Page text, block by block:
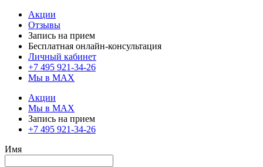
Акции
Отзывы
Запись на прием
Бесплатная онлайн-консультация
Личный кабинет
+7 495 921-34-26
Мы в MAX
Акции
Мы в MAX
Запись на прием
+7 495 921-34-26
Имя